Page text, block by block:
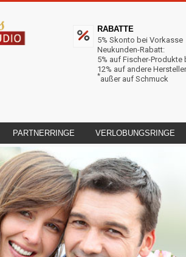
RABATTE
5% Skonto bei Vorkasse
Neukunden-Rabatt:
5% auf Fischer-Produkte
12% auf andere Hersteller
*außer auf Schmuck
PARTNERRINGE VERLOBUNGSRINGE